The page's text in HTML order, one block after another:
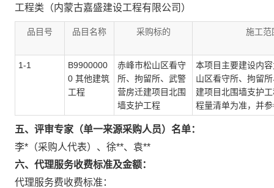
工程类（内蒙古嘉盛建设工程有限公司）
品目号 品目名称 采购标的 施工范
1-1
B9900000
0 其他建筑
工程
赤峰市松山区看守
所、拘留所、武警
营房迁建项目北围
墙支护工程
本项目主要建设内
山区看守所、拘留
建项目北围墙支护
程量清单为准，并
五、评审专家（单一来源采购人员）名单：
李*（采购人代表） 、 徐**、 袁**
六、代理服务收费标准及金额：
代理服务费收费标准：